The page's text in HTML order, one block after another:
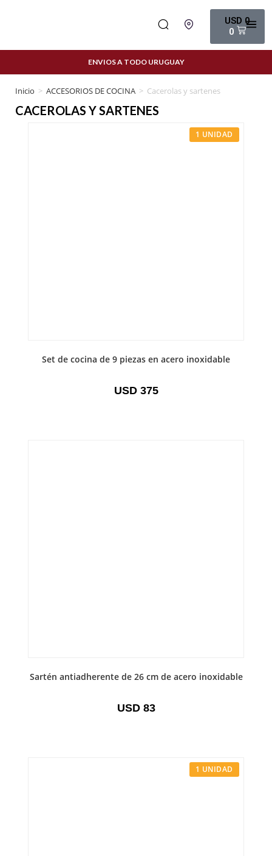
USD 0
0
ENVIOS A TODO URUGUAY
Inicio > ACCESORIOS DE COCINA > Cacerolas y sartenes
CACEROLAS Y SARTENES
1 UNIDAD
Set de cocina de 9 piezas en acero inoxidable
USD375
Sartén antiadherente de 26 cm de acero inoxidable
USD83
1 UNIDAD